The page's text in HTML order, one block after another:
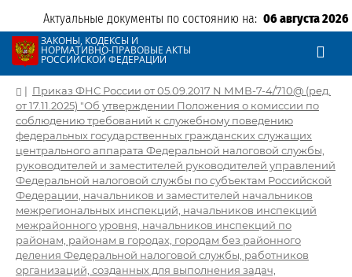
Актуальные документы по состоянию на: 06 августа 2026
ЗАКОНЫ, КОДЕКСЫ И
НОРМАТИВНО-ПРАВОВЫЕ АКТЫ
РОССИЙСКОЙ ФЕДЕРАЦИИ
| Приказ ФНС России от 05.09.2017 N ММВ-7-4/710@ (ред.
от 17.11.2025) "Об утверждении Положения о комиссии по
соблюдению требований к служебному поведению
федеральных государственных гражданских служащих
центрального аппарата Федеральной налоговой службы,
руководителей и заместителей руководителей управлений
Федеральной налоговой службы по субъектам Российской
Федерации, начальников и заместителей начальников
межрегиональных инспекций, начальников инспекций
межрайонного уровня, начальников инспекций по
районам, районам в городах, городам без районного
деления Федеральной налоговой службы, работников
организаций, созданных для выполнения задач,